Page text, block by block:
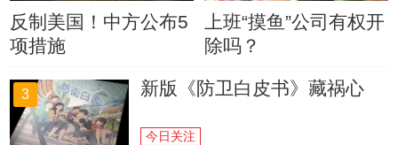
反制美国！中方公布5
项措施
上班“摸鱼”公司有权开
除吗？
3 新版《防卫白皮书》藏祸心
今日关注